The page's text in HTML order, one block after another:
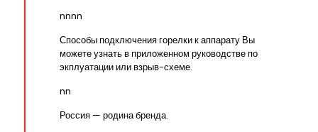
nnnn
Способы подключения горелки к аппарату Вы
можете узнать в приложенном руководстве по
экплуатации или взрыв-схеме.
nn
Россия — родина бренда.